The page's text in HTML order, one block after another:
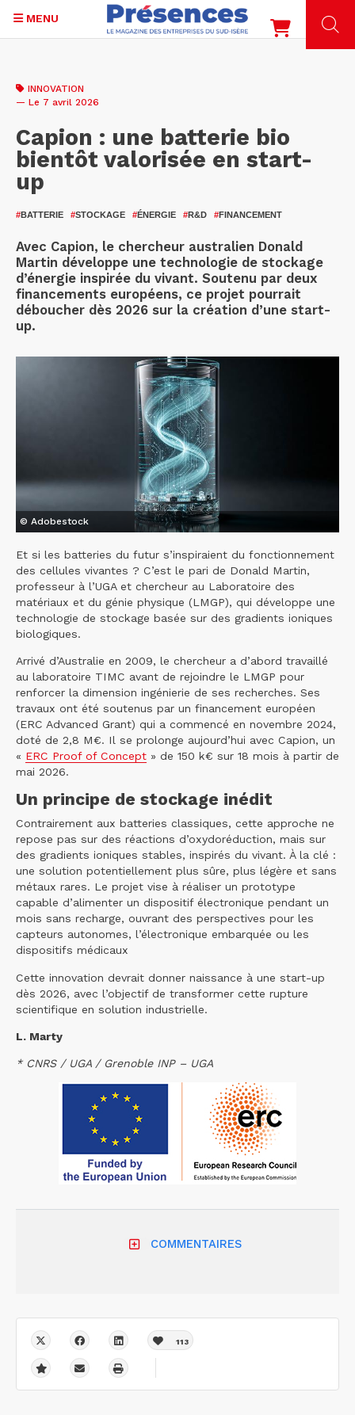
contenu
MENU
INNOVATION
— Le 7 avril 2026
Capion : une batterie bio
bientôt valorisée en start-
up
#BATTERIE #STOCKAGE #ÉNERGIE #R&D #FINANCEMENT
Avec Capion, le chercheur australien Donald
Martin développe une technologie de stockage
d’énergie inspirée du vivant. Soutenu par deux
financements européens, ce projet pourrait
déboucher dès 2026 sur la création d’une start-
up.
© Adobestock
Et si les batteries du futur s’inspiraient du fonctionnement
des cellules vivantes ? C’est le pari de Donald Martin,
professeur à l’UGA et chercheur au Laboratoire des
matériaux et du génie physique (LMGP), qui développe une
technologie de stockage basée sur des gradients ioniques
biologiques.
Arrivé d’Australie en 2009, le chercheur a d’abord travaillé
au laboratoire TIMC avant de rejoindre le LMGP pour
renforcer la dimension ingénierie de ses recherches. Ses
travaux ont été soutenus par un financement européen
(ERC Advanced Grant) qui a commencé en novembre 2024,
doté de 2,8 M€. Il se prolonge aujourd’hui avec Capion, un
« ERC Proof of Concept » de 150 k€ sur 18 mois à partir de
mai 2026.
Un principe de stockage inédit
Contrairement aux batteries classiques, cette approche ne
repose pas sur des réactions d’oxydoréduction, mais sur
des gradients ioniques stables, inspirés du vivant. À la clé :
une solution potentiellement plus sûre, plus légère et sans
métaux rares. Le projet vise à réaliser un prototype
capable d’alimenter un dispositif électronique pendant un
mois sans recharge, ouvrant des perspectives pour les
capteurs autonomes, l’électronique embarquée ou les
dispositifs médicaux
Cette innovation devrait donner naissance à une start-up
dès 2026, avec l’objectif de transformer cette rupture
scientifique en solution industrielle.
L. Marty
* CNRS / UGA / Grenoble INP – UGA
COMMENTAIRES
113